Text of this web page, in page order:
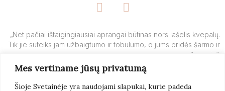
Mes vertiname jūsų privatumą
Šioje Svetainėje yra naudojami slapukai, kurie padeda
a
e
b
o
k
n
t
a
g
r
a
„Net pačiai ištaigingiausiai aprangai būtinas nors lašelis kvepalų.
Tik jie suteiks jam užbaigtumo ir tobulumo, o jums pridės šarmo ir
žavesio“.